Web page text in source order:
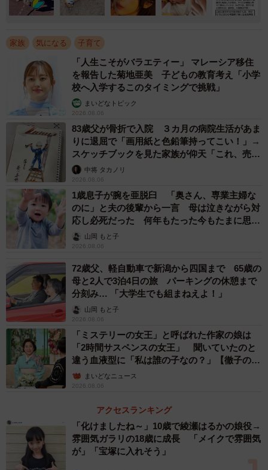
家族 気になる 子育て
「人生こそがバラエティー」 マレーシア移住
を報告した菊地亜美 子どもの教育考え「小学
校へ入学するこのタイミングで挑戦」
まいどなトピック
2026.08.06
83歳父が骨折で入院 ３カ月の病院生活があま
りに退屈で「画用紙と色鉛筆持ってこい！」→
スケッチブックを見た家族が仰天「これ、売れ
ますよ…」
中将 タカノリ
2026.08.06
1歳息子が腕を亜脱臼 「奥さん、専業主婦な
のに」と夫の後輩から一言 母は泣きながら対
応し必死だった 何年もたった今もたまに思い
出し…山岡 もと子
2026.08.06
72歳父、軽自動車で新潟から四国まで 65歳の
母と2人で3泊4日の旅 パーキングの休憩まで
分刻み… 「大学生でも組まねえよ！」
山岡 もと子
2026.08.06
「ミステリーの女王」と呼ばれた作家の娘は
「2時間サスペンスの女王」 聞いていたのと
違う血液型に「私は誰の子なの？」【徹子の部
屋】まいどなニュース
2026.08.06
アクセスランキング
「化けましたね～」10歳で綾瀬はるかの娘役→
雰囲気ガラリの18歳に成長 「メイクで雰囲気
が」「宝塚に入れそう」